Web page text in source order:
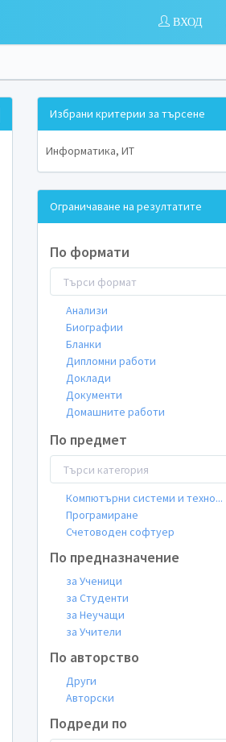
ВХОД
Избрани критерии за търсене
Информатика, ИТ
Ограничаване на резултатите
По формати
Анализи
Биографии
Бланки
Дипломни работи
Доклади
Документи
Домашните работи
Казуси
Курсови работи
ЛИС
Лекции
Общи материали
Планове
Презентации
Проекти
Протоколи
Разпределения
Теми
Тестове
Упражнения
Учебници
По предмет
Компютърни системи и техно...
Програмиране
Счетоводен софтуер
По предназначение
за Ученици
за Студенти
за Неучащи
за Учители
По авторство
Други
Авторски
Подреди по